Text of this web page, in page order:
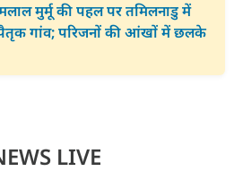
मुर्मू की पहल पर तमिलनाडु में
गांव; परिजनों की आंखों में छलके
LIVE